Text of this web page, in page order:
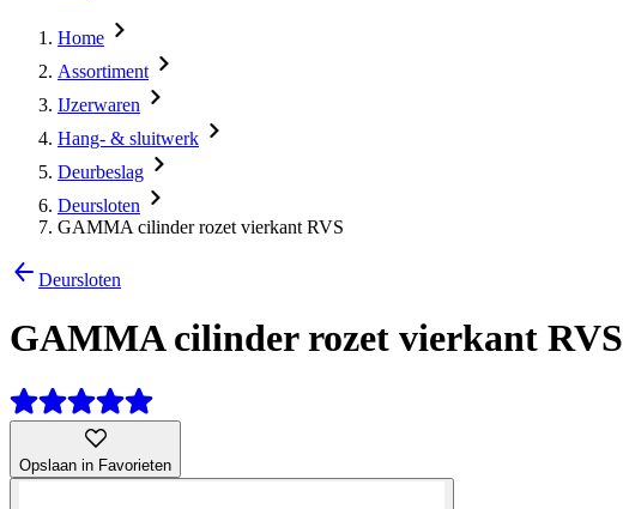
Home
Assortiment
IJzerwaren
Hang- & sluitwerk
Deurbeslag
Deursloten
GAMMA cilinder rozet vierkant RVS
Deursloten
GAMMA cilinder rozet vierkant RVS
Opslaan in Favorieten